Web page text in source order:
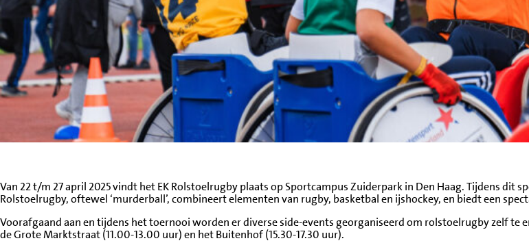
Van 22 t/m 27 april 2025 vindt het EK Rolstoelrugby plaats op Sportcampus Zuiderpark in Den Haag. Tijdens
Rolstoelrugby, oftewel ‘murderball’, combineert elementen van rugby, basketbal en ijshockey, en biedt een
Voorafgaand aan en tijdens het toernooi worden er diverse side-events georganiseerd om rolstoelrugby zelf te
de Grote Marktstraat (11.00-13.00 uur) en het Buitenhof (15.30-17.30 uur).